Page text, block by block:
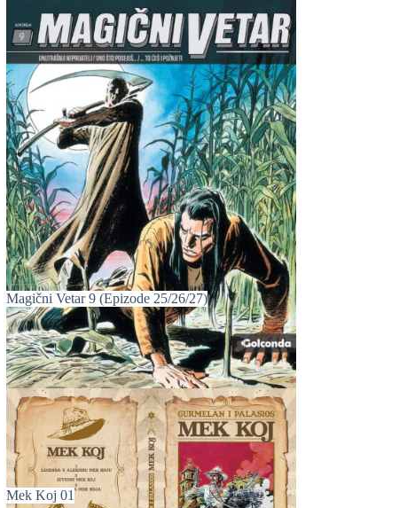
Magični Vetar 9 (Epizode 25/26/27)
Mek Koj 01